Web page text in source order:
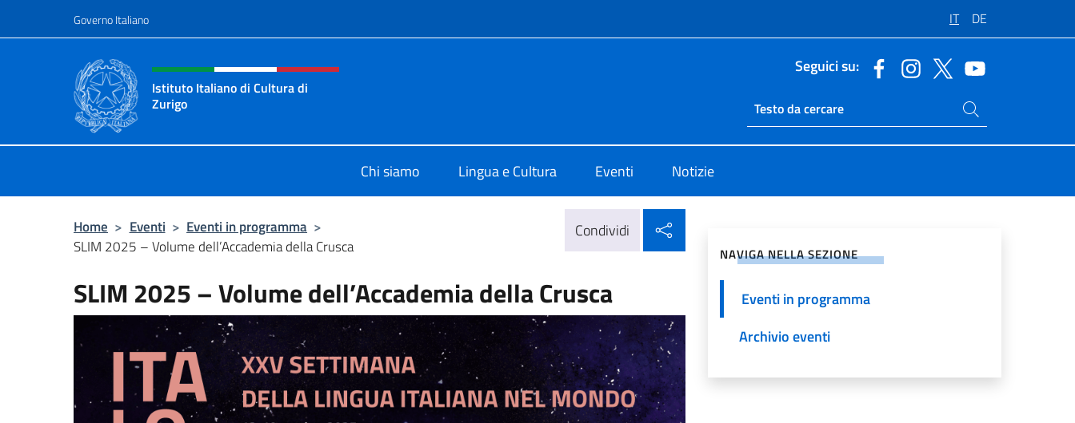
Governo Italiano IT DE
Intestazione sito, social e menù
Istituto Italiano di Cultura di
Zurigo
Seguici su:
Ricerca sito live
Cerca nel sito
Chi siamo Lingua e Cultura Eventi Notizie
Home > Eventi > Eventi in programma >
SLIM 2025 – Volume dell’Accademia della Crusca
Condividi
SLIM 2025 – Volume dell’Accademia della Crusca
NAVIGA NELLA SEZIONE
Eventi in programma
Archivio eventi